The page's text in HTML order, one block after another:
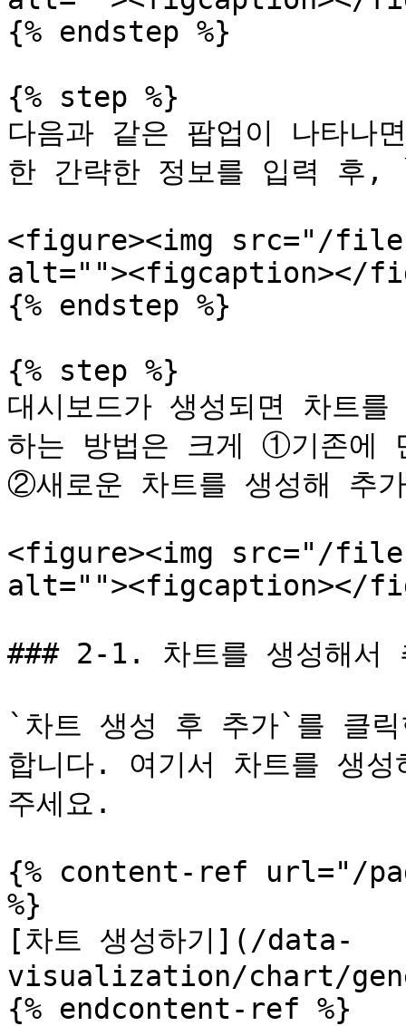
{% endstep %}
{% step %}
다음과 같은 팝업이 나타나
한 간략한 정보를 입력 후,
<figure><img src="/files/
alt=""><figcaption></
{% endstep %}
{% step %}
대시보드가 생성되면 차트
하는 방법은 크게 ①기존에
②새로운 차트를 생성해 추
<figure><img src="/files/
alt=""><figcaption></
### 2-1. 차트를 생성해서
`차트 생성 후 추가`를 클
합니다. 여기서 차트를 생
주세요.
{% content-ref url="/
%}
[차트 생성하기](/data-
visualization/chart/
{% endcontent-ref %}